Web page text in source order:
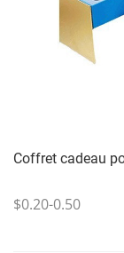
Coffret cadeau
$0.20-0.50